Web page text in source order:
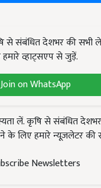
से संबंधित देशभर की सभी
व्हाट्सएप से जुड़ें.
Join on WhatsApp
लें. कृषि से संबंधित
लिए हमारे न्यूज़लेटर की
Newsletters